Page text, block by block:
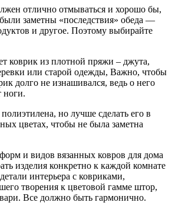
отлично отмываться и хорошо бы,
заметны «последствия» обеда —
и другое. Поэтому выбирайте
коврик из плотной пряжи – джута,
или старой одежды, Важно, чтобы
долго не изнашивался, ведь о него
ноги.
но лучше сделать его в
цветах, чтобы не была заметна
и видов вязанных ковров для дома
изделия конкретно к каждой комнате
интерьера с ковриками,
творения к цветовой гамме штор,
Все должно быть гармонично.